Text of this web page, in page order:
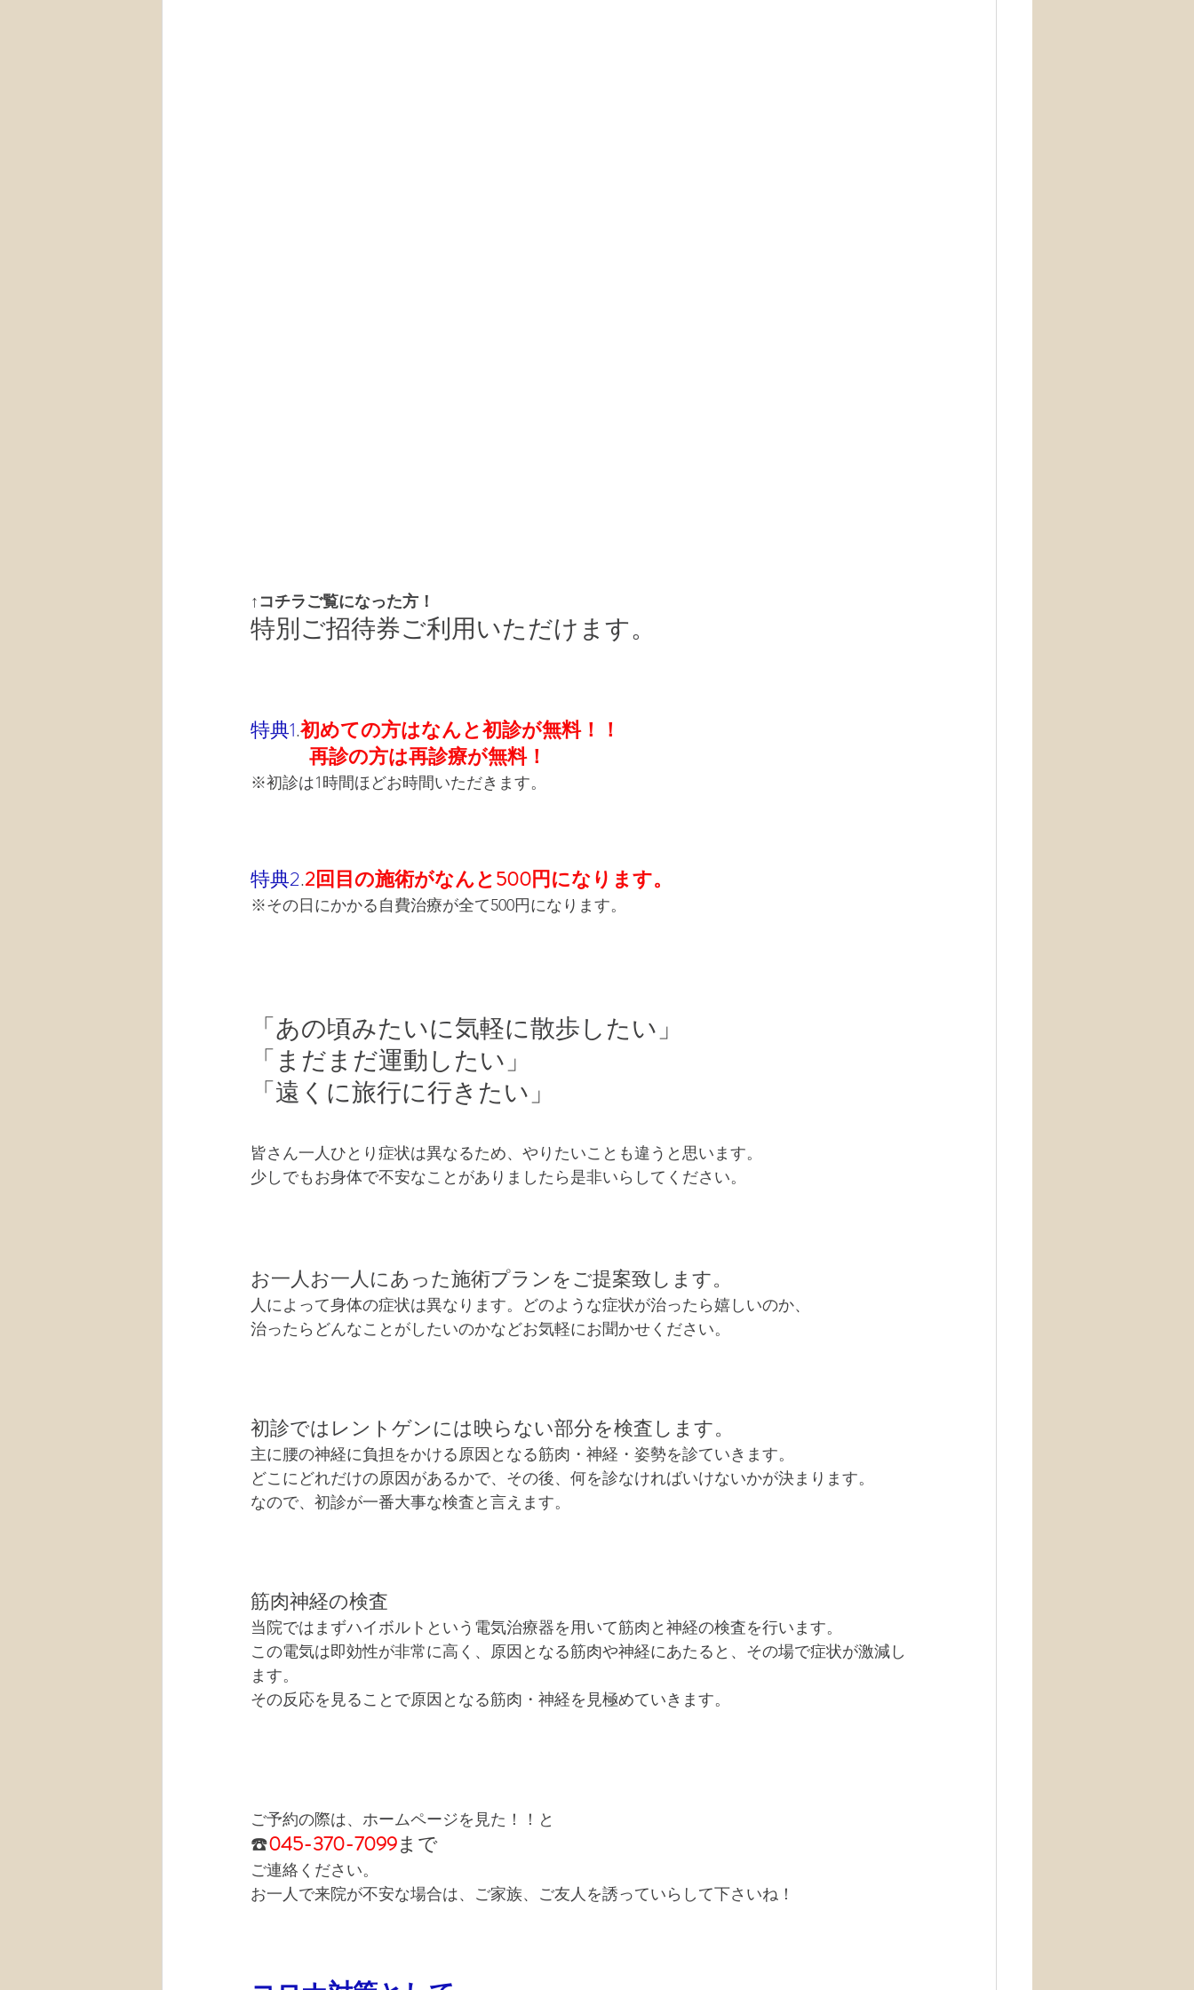
↑コチラご覧になった方！
特別ご招待券ご利用いただけます。
特典1.初めての方はなんと初診が無料！！
再診の方は再診療が無料！
※初診は1時間ほどお時間いただきます。
特典2.2回目の施術がなんと500円になります。
※その日にかかる自費治療が全て500円になります。
「あの頃みたいに気軽に散歩したい」
「まだまだ運動したい」
「遠くに旅行に行きたい」
皆さん一人ひとり症状は異なるため、やりたいことも違うと思います。
少しでもお身体で不安なことがありましたら是非いらしてください。
お一人お一人にあった施術プランをご提案致します。
人によって身体の症状は異なります。どのような症状が治ったら嬉しいのか、
治ったらどんなことがしたいのかなどお気軽にお聞かせください。
初診ではレントゲンには映らない部分を検査します。
主に腰の神経に負担をかける原因となる筋肉・神経・姿勢を診ていきます。
どこにどれだけの原因があるかで、その後、何を診なければいけないかが決まります。
なので、初診が一番大事な検査と言えます。
筋肉神経の検査
当院ではまずハイボルトという電気治療器を用いて筋肉と神経の検査を行います。
この電気は即効性が非常に高く、原因となる筋肉や神経にあたると、その場で症状が激減し
ます。
その反応を見ることで原因となる筋肉・神経を見極めていきます。
ご予約の際は、ホームページを見た！！と
☎️045-370-7099まで
ご連絡ください。
お一人で来院が不安な場合は、ご家族、ご友人を誘っていらして下さいね！